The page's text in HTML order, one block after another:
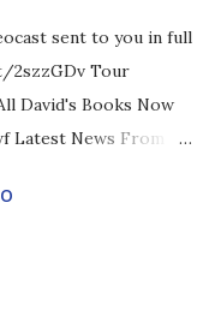
sent to you in full
Tour
David's Books Now
News From